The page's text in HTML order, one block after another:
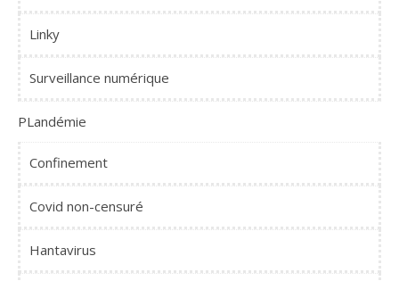
Linky
Surveillance numérique
PLandémie
Confinement
Covid non-censuré
Hantavirus